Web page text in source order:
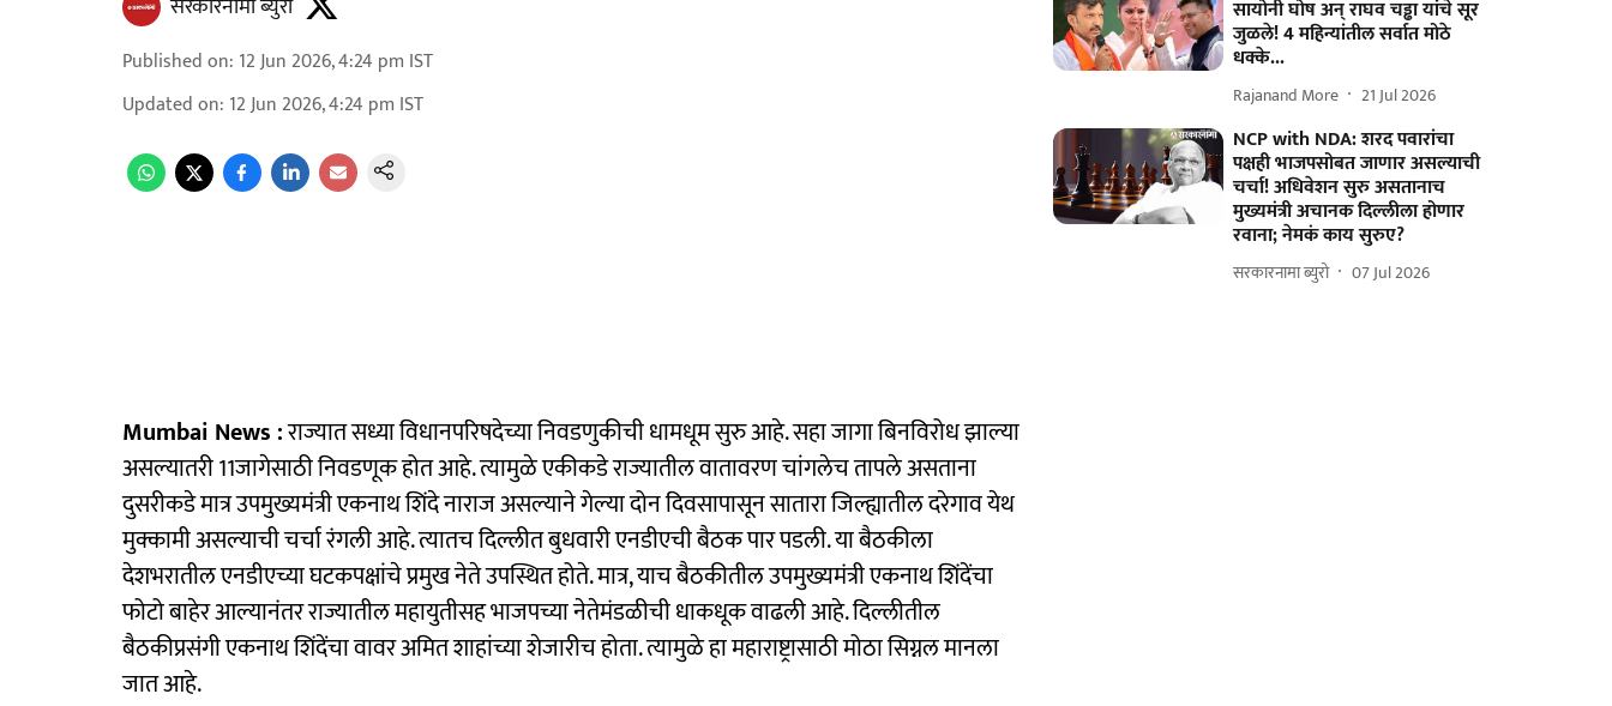
सरकारनामा ब्युरो
Published on: 12 Jun 2026, 4:24 pm IST
Updated on: 12 Jun 2026, 4:24 pm IST
Mumbai News :राज्यात सध्या विधानपरिषदेच्या निवडणुकीची धामधूम सुरु आहे. सहा जागा बिनविरोध झाल्या
असल्यातरी 11जागेसाठी निवडणूक होत आहे. त्यामुळे एकीकडे राज्यातील वातावरण चांगलेच तापले असताना
दुसरीकडे मात्र उपमुख्यमंत्री एकनाथ शिंदे नाराज असल्याने गेल्या दोन दिवसापासून सातारा जिल्ह्यातील दरेगाव येथ
मुक्कामी असल्याची चर्चा रंगली आहे. त्यातच दिल्लीत बुधवारी एनडीएची बैठक पार पडली. या बैठकीला
देशभरातील एनडीएच्या घटकपक्षांचे प्रमुख नेते उपस्थित होते. मात्र, याच बैठकीतील उपमुख्यमंत्री एकनाथ शिंदेंचा
फोटो बाहेर आल्यानंतर राज्यातील महायुतीसह भाजपच्या नेतेमंडळीची धाकधूक वाढली आहे. दिल्लीतील
बैठकीप्रसंगी एकनाथ शिंदेंचा वावर अमित शाहांच्या शेजारीच होता. त्यामुळे हा महाराष्ट्रासाठी मोठा सिग्नल मानला
जात आहे.
सायोनी घोष अन् राघव चड्ढा यांचे सूर
जुळले! 4 महिन्यांतील सर्वात मोठे
धक्के...
Rajanand More 21 Jul 2026
NCP with NDA: शरद पवारांचा
पक्षही भाजपसोबत जाणार असल्याची
चर्चा! अधिवेशन सुरु असतानाच
मुख्यमंत्री अचानक दिल्लीला होणार
रवाना; नेमकं काय सुरुए?
सरकारनामा ब्युरो 07 Jul 2026